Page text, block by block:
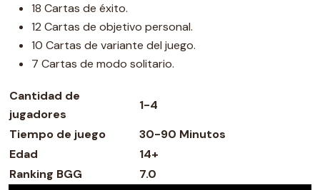
18 Cartas de éxito.
12 Cartas de objetivo personal.
10 Cartas de variante del juego.
7 Cartas de modo solitario.
Cantidad de
jugadores
1-4
Tiempo de juego
30-90 Minutos
Edad
14+
Ranking BGG
7.0